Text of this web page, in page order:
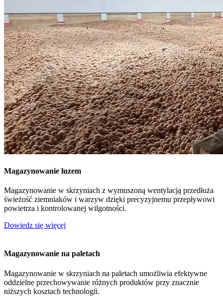
Magazynowanie luzem
Magazynowanie w skrzyniach z wymuszoną wentylacją przedłuża
świeżość ziemniaków i warzyw dzięki precyzyjnemu przepływowi
powietrza i kontrolowanej wilgotności.
Dowiedz się więcej
Magazynowanie na paletach
Magazynowanie w skrzyniach na paletach umożliwia efektywne
oddzielne przechowywanie różnych produktów przy znacznie
niższych kosztach technologii.